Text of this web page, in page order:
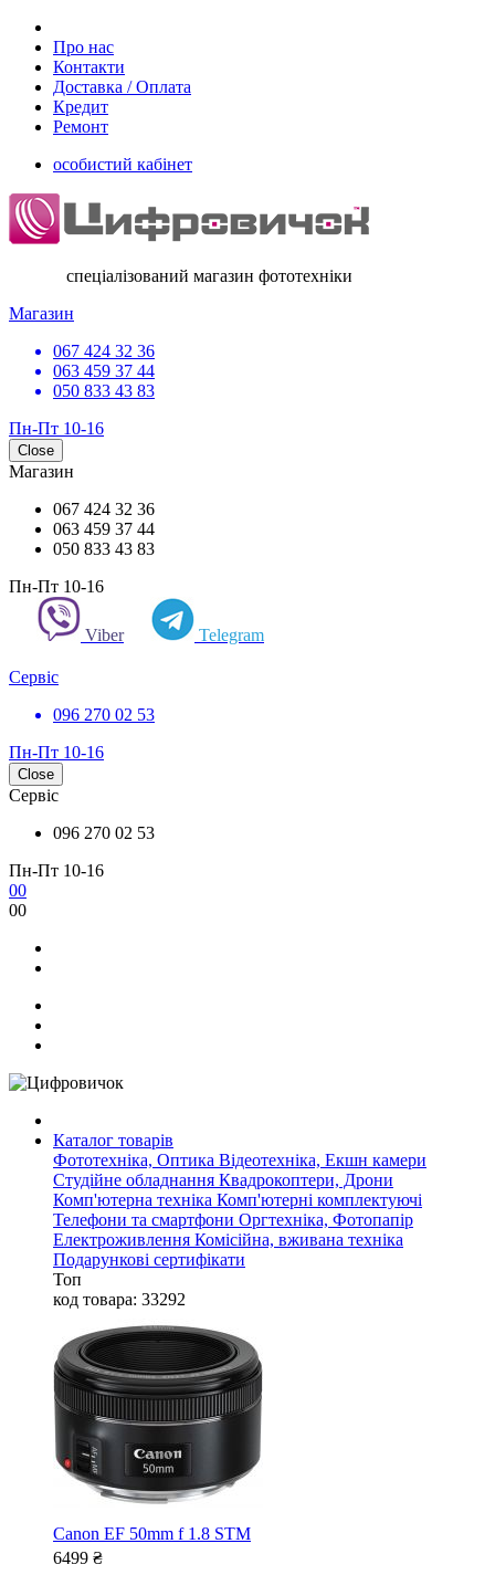
Про нас
Контакти
Доставка / Оплата
Кредит
Ремонт
особистий кабінет
спеціалізований магазин фототехніки
Магазин
067 424 32 36
063 459 37 44
050 833 43 83
Пн-Пт 10-16
Close
Магазин
067 424 32 36
063 459 37 44
050 833 43 83
Пн-Пт 10-16
Viber Telegram
Сервіс
096 270 02 53
Пн-Пт 10-16
Close
Сервіс
096 270 02 53
Пн-Пт 10-16
00
00
Каталог товарів
Фототехніка, Оптика Відеотехніка, Екшн камери
Студійне обладнання Квадрокоптери, Дрони
Комп'ютерна техніка Комп'ютерні комплектуючі
Телефони та смартфони Оргтехніка, Фотопапір
Електроживлення Комісійна, вживана техніка
Подарункові сертифікати
Топ
код товара: 33292
Canon EF 50mm f 1.8 STM
6499 ₴